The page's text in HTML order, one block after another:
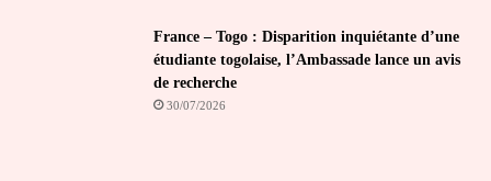
France – Togo : Disparition inquiétante d’une
étudiante togolaise, l’Ambassade lance un avis
de recherche
30/07/2026